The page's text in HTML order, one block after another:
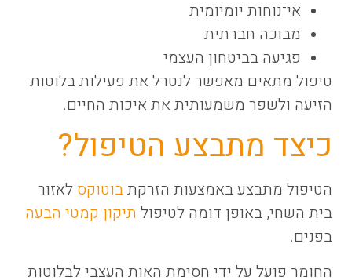
אי־נוחות יומיומית
מבוכה חברתית
פגיעה בביטחון העצמי
טיפול מתאים מאפשר לנטרל את פעילות בלוטות
הזיעה ולשפר משמעותית את איכות החיים.
כיצד מתבצע הטיפול?
הטיפול מתבצע באמצעות הזרקת בוטוקס לאזור
בית השחי, באופן דומה לטיפול תיקון קמטי הבעה
בפנים.
החומר פועל על ידי חסימת האות העצבי לבלוטות